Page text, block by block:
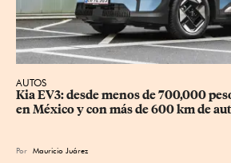
AUTOS
Kia EV3: desde menos de 700,000
en México y con más de 600 km de
Por Mauricio Juárez